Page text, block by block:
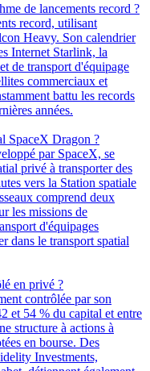
de lancements record ?
record, utilisant
Heavy. Son calendrier
Internet Starlink, la
de transport d'équipage
commerciaux et
battu les records
années.
SpaceX Dragon ?
par SpaceX, se
privé à transporter des
vers la Station spatiale
comprend deux
les missions de
d'équipages
dans le transport spatial
en privé ?
contrôlée par son
et 54 % du capital et entre
structure à actions à
en bourse. Des
Investments,